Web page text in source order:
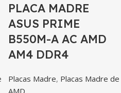
PLACA MADRE
ASUS PRIME
B550M-A AC AMD
AM4 DDR4
Placas Madre, Placas Madre de
AMD